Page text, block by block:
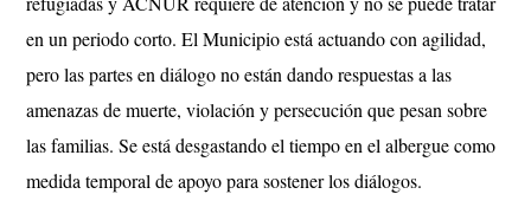
en un periodo corto. El Municipio está actuando con agilidad,
pero las partes en diálogo no están dando respuestas a las
amenazas de muerte, violación y persecución que pesan sobre
las familias. Se está desgastando el tiempo en el albergue como
medida temporal de apoyo para sostener los diálogos.